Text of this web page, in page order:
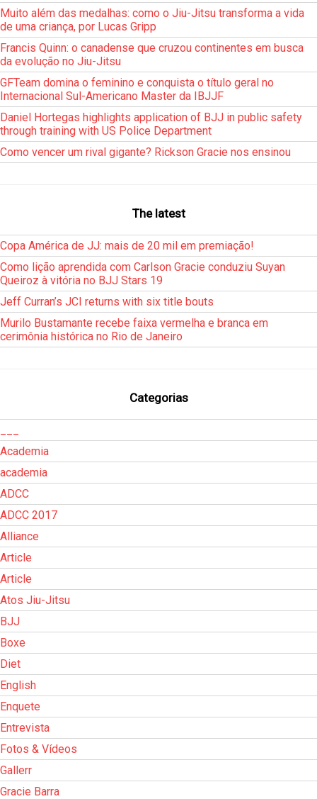
Muito além das medalhas: como o Jiu-Jitsu transforma a vida
de uma criança, por Lucas Gripp
Francis Quinn: o canadense que cruzou continentes em busca
da evolução no Jiu-Jitsu
GFTeam domina o feminino e conquista o título geral no
Internacional Sul-Americano Master da IBJJF
Daniel Hortegas highlights application of BJJ in public safety
through training with US Police Department
Como vencer um rival gigante? Rickson Gracie nos ensinou
The latest
Copa América de JJ: mais de 20 mil em premiação!
Como lição aprendida com Carlson Gracie conduziu Suyan
Queiroz à vitória no BJJ Stars 19
Jeff Curran’s JCI returns with six title bouts
Murilo Bustamante recebe faixa vermelha e branca em
cerimônia histórica no Rio de Janeiro
Categorias
Academia
academia
ADCC
ADCC 2017
Alliance
Article
Article
Atos Jiu-Jitsu
BJJ
Boxe
Diet
English
Enquete
Entrevista
Fotos & Vídeos
Gallerr
Gracie Barra